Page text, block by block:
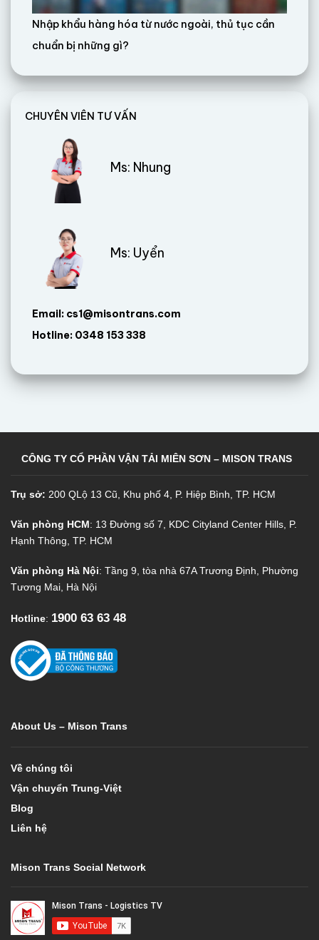
Nhập khẩu hàng hóa từ nước ngoài, thủ tục cần
chuẩn bị những gì?
CHUYÊN VIÊN TƯ VẤN
Ms: Nhung
Ms: Uyển
Email: cs1@misontrans.com
Hotline: 0348 153 338
CÔNG TY CỔ PHẦN VẬN TẢI MIÊN SƠN – MISON TRANS
Trụ sở: 200 QLộ 13 Cũ, Khu phố 4, P. Hiệp Bình, TP. HCM
Văn phòng HCM: 13 Đường số 7, KDC Cityland Center Hills, P.
Hạnh Thông, TP. HCM
Văn phòng Hà Nội: Tầng 9, tòa nhà 67A Trương Định, Phường
Tương Mai, Hà Nội
Hotline: 1900 63 63 48
About Us – Mison Trans
Về chúng tôi
Vận chuyển Trung-Việt
Blog
Liên hệ
Mison Trans Social Network